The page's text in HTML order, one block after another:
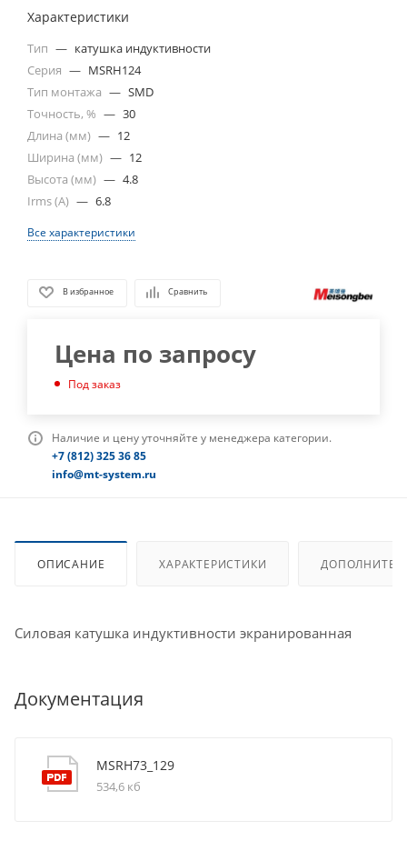
Характеристики
Тип — катушка индуктивности
Серия — MSRH124
Тип монтажа — SMD
Точность, % — 30
Длина (мм) — 12
Ширина (мм) — 12
Высота (мм) — 4.8
Irms (A) — 6.8
Все характеристики
В избранное Сравнить
Цена по запросу
Под заказ
Наличие и цену уточняйте у менеджера категории.
+7 (812) 325 36 85
info@mt-system.ru
ОПИСАНИЕ ХАРАКТЕРИСТИКИ
Силовая катушка индуктивности экранированная
Документация
MSRH73_129
534,6 кб